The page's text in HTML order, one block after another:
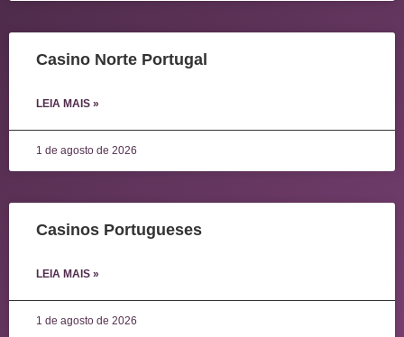
Casino Norte Portugal
LEIA MAIS »
1 de agosto de 2026
Casinos Portugueses
LEIA MAIS »
1 de agosto de 2026